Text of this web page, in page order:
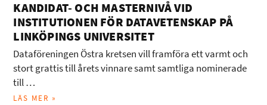
KANDIDAT- OCH MASTERNIVÅ VID
INSTITUTIONEN FÖR DATAVETENSKAP PÅ
LINKÖPINGS UNIVERSITET
Dataföreningen Östra kretsen vill framföra ett varmt och
stort grattis till årets vinnare samt samtliga nominerade
till …
LÄS MER »